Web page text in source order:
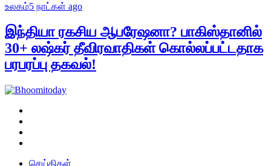
உலகம்5 நாட்கள் ago
இந்தியா ரகசிய ஆபரேஷனா? பாகிஸ்தானில்
30+ லஷ்கர் தீவிரவாதிகள் கொல்லப்பட்டதாக
பரபரப்பு தகவல்!
செய்திகள்